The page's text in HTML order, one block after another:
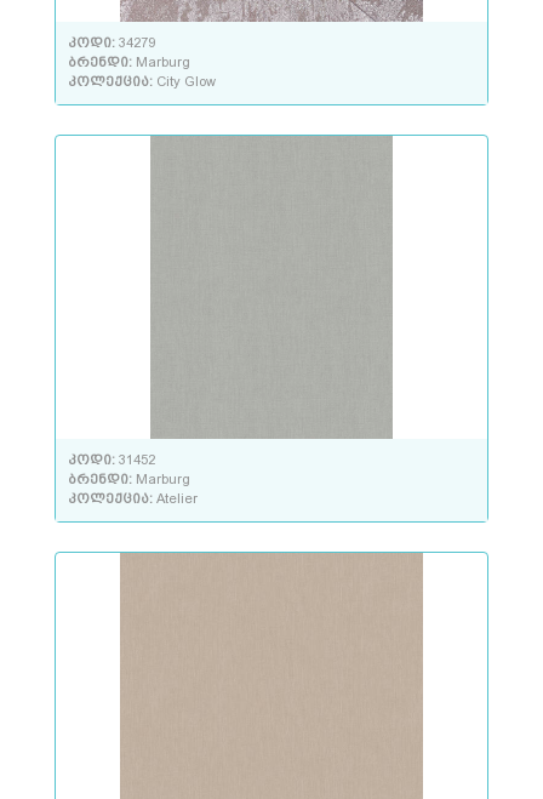
კოდი: 34279
ბრენდი: Marburg
კოლექცია: City Glow
კოდი: 31452
ბრენდი: Marburg
კოლექცია: Atelier